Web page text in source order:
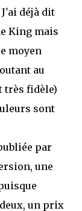
déjà dit
King mais
moyen
au
très fidèle)
sont
par
une
un prix